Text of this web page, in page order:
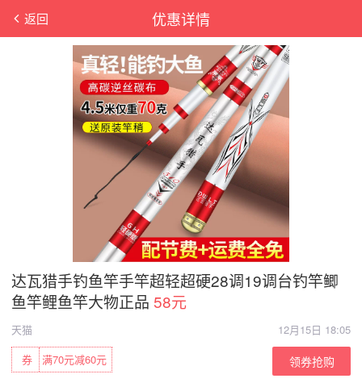
优惠详情
返回
达瓦猎手钓鱼竿手竿超轻超硬28调19调台钓竿鲫
鱼竿鲤鱼竿大物正品 58元
天猫
12月15日 18:05
满70元减60元
券 领券抢购